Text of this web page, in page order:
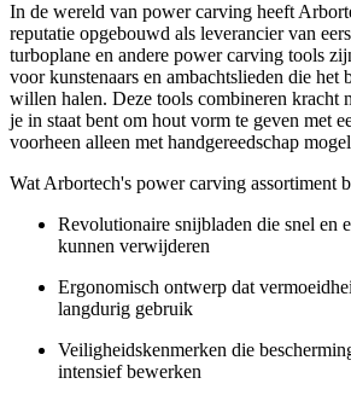
In de wereld van power carving heeft
reputatie opgebouwd als leverancier van
turboplane en andere power carving tools
voor kunstenaars en ambachtslieden die het
willen halen. Deze tools combineren kracht
je in staat bent om hout vorm te geven met
voorheen alleen met handgereedschap
Wat Arbortech's power carving assortiment
Revolutionaire snijbladen die snel en
kunnen verwijderen
Ergonomisch ontwerp dat
langdurig gebruik
Veiligheidskenmerken die
intensief bewerken